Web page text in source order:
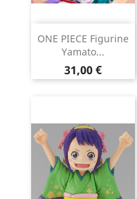
ONE PIECE Figurine
Yamato...
Prix
31,00 €